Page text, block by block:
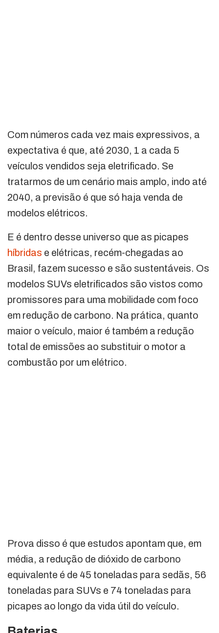
Com números cada vez mais expressivos, a
expectativa é que, até 2030, 1 a cada 5
veículos vendidos seja eletrificado. Se
tratarmos de um cenário mais amplo, indo até
2040, a previsão é que só haja venda de
modelos elétricos.
E é dentro desse universo que as picapes
híbridas e elétricas, recém-chegadas ao
Brasil, fazem sucesso e são sustentáveis. Os
modelos SUVs eletrificados são vistos como
promissores para uma mobilidade com foco
em redução de carbono. Na prática, quanto
maior o veículo, maior é também a redução
total de emissões ao substituir o motor a
combustão por um elétrico.
Prova disso é que estudos apontam que, em
média, a redução de dióxido de carbono
equivalente é de 45 toneladas para sedãs, 56
toneladas para SUVs e 74 toneladas para
picapes ao longo da vida útil do veículo.